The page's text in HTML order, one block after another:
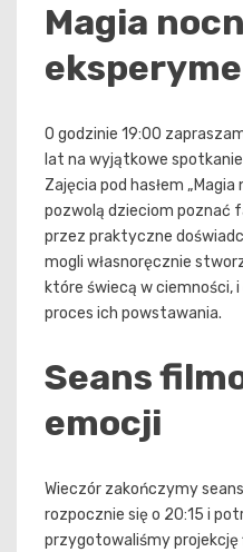
Magia
O godzinie 19:00
lat na wyjątkowe
Zajęcia pod hasłem
pozwolą dzieciom poznać
przez praktyczne
mogli własnoręcznie
które świecą w ciemności, i
proces ich powstawania.
Seans
emocji
Wieczór zakończymy
rozpocznie się o 20:15 i
przygotowaliśmy projekcję